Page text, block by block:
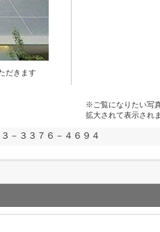
だきます
※ご覧になりたい写
拡大されて表示されま
－３３７６－４６９４